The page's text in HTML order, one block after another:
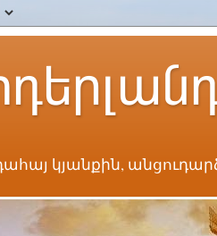
կյանքին,